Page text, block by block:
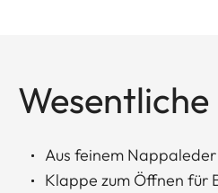
Aus feinem Nappaleder
Klappe zum Öffnen für